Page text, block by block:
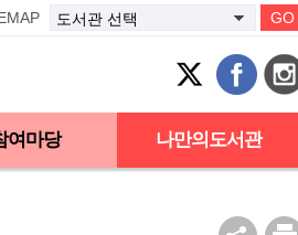
GO
여마당 나만의도서관